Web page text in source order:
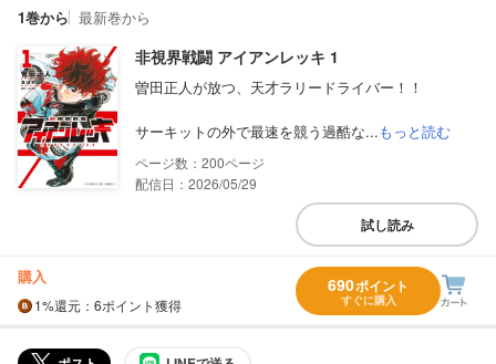
1巻から 最新巻から
非視界戦闘 アイアンレッキ 1
曽田正人が放つ、天才ラリードライバー！！
サーキットの外で最速を競う過酷な...もっと読む
200
配信日：2026/05/29
試し読み
購入
1%還元 ：6ポイント獲得
690ポイント
すぐに購入